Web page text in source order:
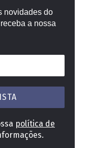
novidades do
a nossa
política de